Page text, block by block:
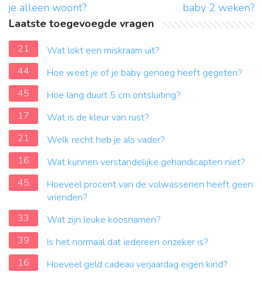
je alleen woont?
baby 2 weken?
Laatste toegevoegde vragen
21
Wat lokt een miskraam uit?
44
Hoe weet je of je baby genoeg heeft gegeten?
45
Hoe lang duurt 5 cm ontsluiting?
17
Wat is de kleur van rust?
21
Welk recht heb je als vader?
16
Wat kunnen verstandelijke gehandicapten niet?
45
Hoeveel procent van de volwassenen heeft geen
vrienden?
33
Wat zijn leuke koosnamen?
39
Is het normaal dat iedereen onzeker is?
16
Hoeveel geld cadeau verjaardag eigen kind?